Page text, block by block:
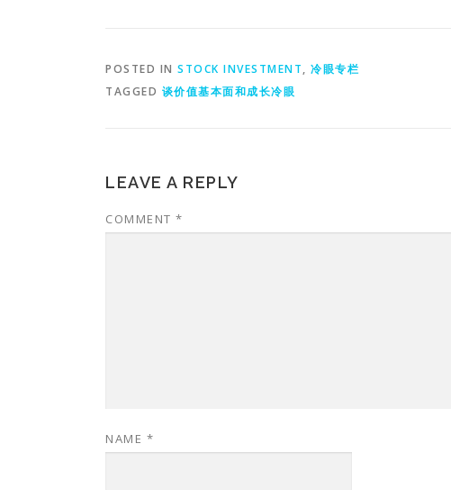
POSTED IN STOCK INVESTMENT, 冷眼专栏
TAGGED 谈价值基本面和成长冷眼
LEAVE A REPLY
COMMENT *
NAME *